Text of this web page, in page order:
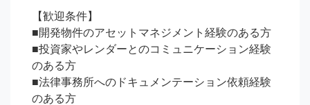
【歓迎条件】
■開発物件のアセットマネジメント経験のある方
■投資家やレンダーとのコミュニケーション経験
のある方
■法律事務所へのドキュメンテーション依頼経験
のある方